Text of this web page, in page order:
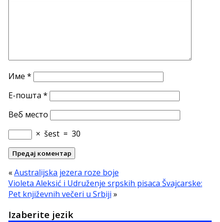
Име *
Е-пошта *
Веб место
× šest = 30
«Australijska jezera roze boje
Violeta Aleksić i Udruženje srpskih pisaca Švajcarske:
Pet književnih večeri u Srbiji »
Izaberite jezik